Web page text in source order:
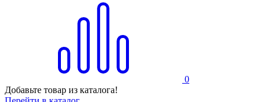
0
Добавьте товар из каталога!